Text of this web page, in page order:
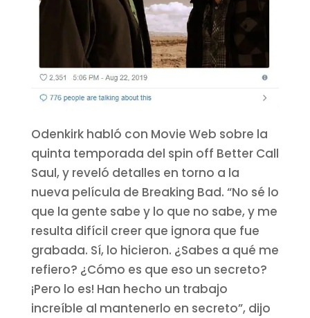
Odenkirk habló con Movie Web sobre la
quinta temporada del spin off Better Call
Saul, y reveló detalles en torno a la
nueva película de Breaking Bad. “No sé lo
que la gente sabe y lo que no sabe, y me
resulta difícil creer que ignora que fue
grabada. Sí, lo hicieron. ¿Sabes a qué me
refiero? ¿Cómo es que eso un secreto?
¡Pero lo es! Han hecho un trabajo
increíble al mantenerlo en secreto”, dijo